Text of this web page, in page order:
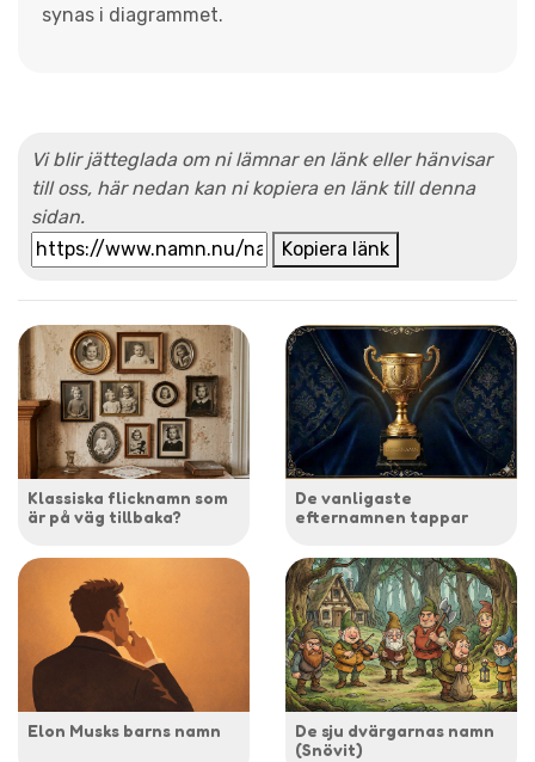
synas i diagrammet.
Vi blir jätteglada om ni lämnar en länk eller hänvisar
till oss, här nedan kan ni kopiera en länk till denna
sidan.
Kopiera länk
Klassiska flicknamn som
är på väg tillbaka?
De vanligaste
efternamnen tappar
Elon Musks barns namn
De sju dvärgarnas namn
(Snövit)